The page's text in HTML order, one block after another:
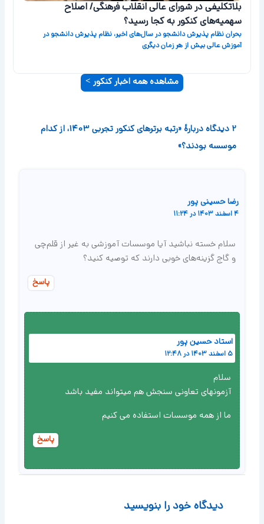
بلاتکلیفی در شورای عالی انقلاب فرهنگی/ اصلاح
سهمیه‌های کنکور به کجا رسید؟
بحران نظام پذیرش دانشجو در سال‌های اخیر، نظام پذیرش دانشجو در
آموزش عالی بیش از هر زمان دیگری
مشاهده همه اخبار کنکور >
2 دیدگاه دربارهٔ «رتبه برترهای کنکور تجربی 1403، از کدام
موسسه بودند؟»
رضا حسینی پور
4 اسفند 1403 در 11:24
سلام خسته نباشید آیا موسسات آموزشی به غیر از قلم‌چی
و گاج گزینه‌های خوبی دارند که توصیه کنید؟
پاسخ
استاد حسین پور
5 اسفند 1403 در 12:48
سلام
آزمونهای تعاونی سنجش هم میتواند مفید باشد
ما از همه موسسات استفاده می کنیم
پاسخ
دیدگاه‌ خود را بنویسید